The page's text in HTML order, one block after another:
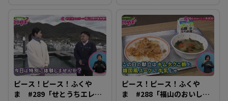
ピース！ピース！ふくや
ま #289「せとうちエレジ
ピース！ピース！ふくや
ま #288「福山のおいしい